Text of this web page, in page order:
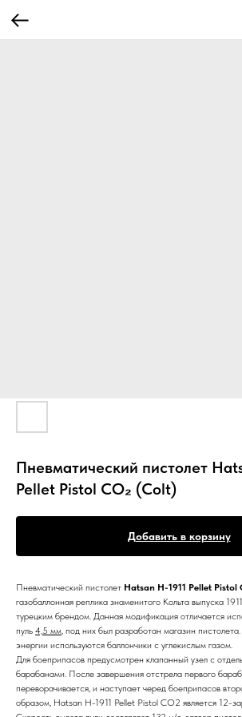
Пневматический пистолет
Pellet Pistol CO₂ (Colt)
Добавить в корзину
Пневматический пистолет Hatsan H-1911 Pellet Pistol
газобаллонная реплика знаменитого Кольта выпуска
турецким брендом. Данная модификация отличается
пуль 4,5 мм, под них был разработан магазин
энергии используются баллончики с углекислым газом.
Для боеприпасов предусмотрен клапанный узел с
барабанами. После завершения отстрела первого
переворачивается, и наступает черед боеприпасов
образом, Hatsan H-1911 Pellet Pistol CO2 является 12-